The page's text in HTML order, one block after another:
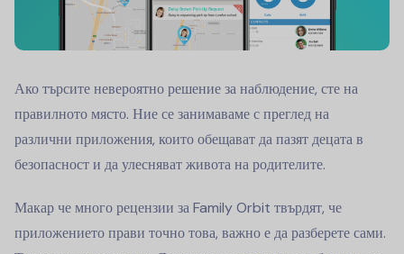
Ако търсите невероятно решение за наблюдение, сте на
правилното място. Ние се занимаваме с преглед на
различни приложения, които обещават да пазят децата в
безопасност и да улесняват живота на родителите.
Макар че много рецензии за Family Orbit твърдят, че
приложението прави точно това, важно е да разберете сами.